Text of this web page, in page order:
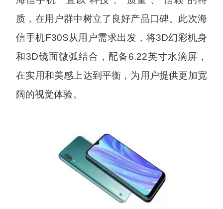
质，在用户群中树立了良好产品口碑。此次海
信手机F30S从用户需求出发，将3D幻彩机身
和3D镜面微弧结合，配备6.22英寸水滴屏，
在实用和美感上达到平衡，为用户提供更加宽
阔的视觉体验。